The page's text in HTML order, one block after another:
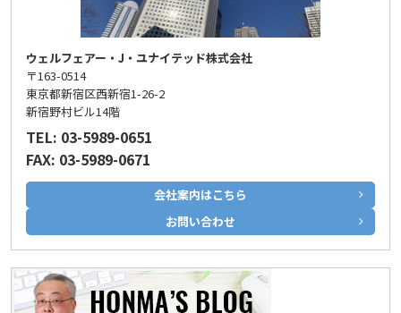
ウェルフェアー・J・ユナイテッド株式会社
〒163-0514
東京都新宿区西新宿1-26-2
新宿野村ビル14階
TEL: 03-5989-0651
FAX: 03-5989-0671
会社案内はこちら
お問い合わせ